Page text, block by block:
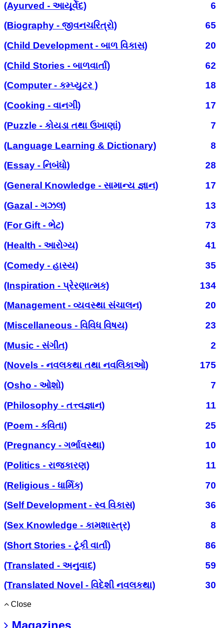
(Ayurved - આયૂર્વેદ)
6
(Biography - જીવનચરિત્રો)
65
(Child Development - બાળ વિકાસ)
20
(Child Stories - બાળવાર્તા)
62
(Computer - કમ્પ્યુટર )
18
(Cooking - વાનગી)
17
(Puzzle - કોયડા તથા ઉખાણાં)
7
(Language Learning & Dictionary)
8
(Essay - નિબંધો)
28
(General Knowledge - સામાન્ય જ્ઞાન)
17
(Gazal - ગઝલ)
13
(For Gift - ભેટ)
73
(Health - આરોગ્ય)
41
(Comedy - હાસ્ય)
35
(Inspiration - પ્રેરણાત્મક)
134
(Management - વ્યવસ્થા સંચાલન)
20
(Miscellaneous - વિવિધ વિષય)
23
(Music - સંગીત)
2
(Novels - નવલકથા તથા નવલિકાઓ)
175
(Osho - ઓશો)
7
(Philosophy - તત્ત્વજ્ઞાન)
11
(Poem - કવિતા)
25
(Pregnancy - ગર્ભાવસ્થા)
10
(Politics - રાજકારણ)
11
(Religious - ધાર્મિક)
70
(Self Development - સ્વ વિકાસ)
36
(Sex Knowledge - કામશાસ્ત્ર)
8
(Short Stories - ટૂંકી વાર્તા)
86
(Translated - અનુવાદ)
59
(Translated Novel - વિદેશી નવલકથા)
30
Close
Magazines